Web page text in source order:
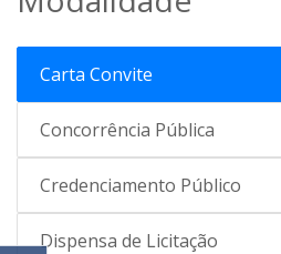
Carta Convite
Concorrência Pública
Credenciamento Público
Dispensa de Licitação